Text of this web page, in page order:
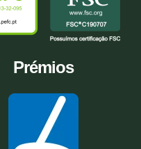
Prémios